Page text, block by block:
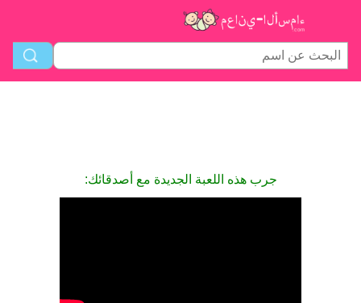
جرب هذه اللعبة الجديدة مع أصدقائك: